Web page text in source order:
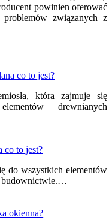
powinien oferować
związanych z
co to jest?
która zajmuje się
drewnianych
co to jest?
do wszystkich elementów
budownictwie.…
okienna?